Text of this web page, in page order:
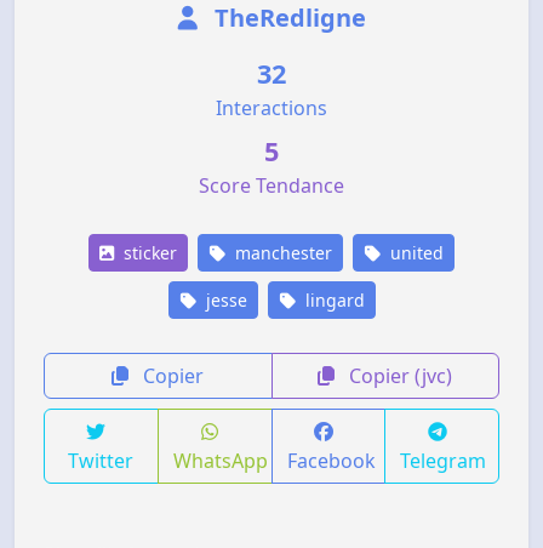
TheRedligne
32
Interactions
5
Score Tendance
sticker manchester united
jesse lingard
Copier Copier (jvc)
Twitter WhatsApp Facebook Telegram